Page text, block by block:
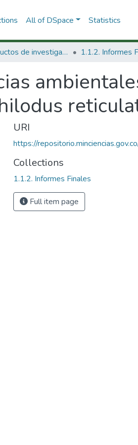
All of DSpace Statistics
1.1 Productos de investigación 1.1.2. Informes
URI
https://
Collections
1.1.2. Informes Finales
Full item page